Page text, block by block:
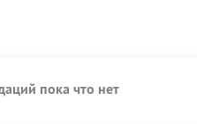
пока что нет